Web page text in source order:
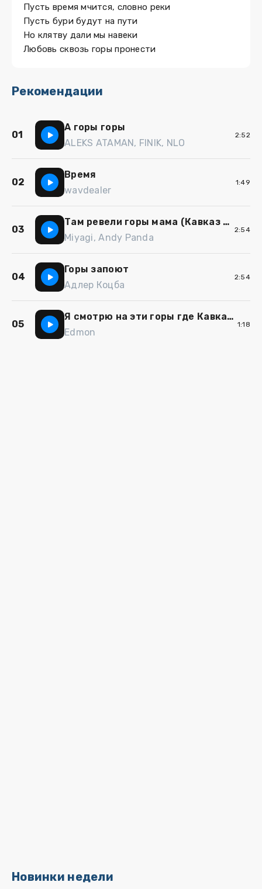
Пусть время мчится, словно реки
Пусть бури будут на пути
Но клятву дали мы навеки
Любовь сквозь горы пронести
Рекомендации
01
А горы горы
ALEKS ATAMAN, FINIK, NLO
2:52
02
Время
wavdealer
1:49
03
Там ревели горы мама (Кавказ ремикс)
Miyagi, Andy Panda
2:54
04
Горы запоют
Адлер Коцба
2:54
05
Я смотрю на эти горы где Кавказские просторы
Edmon
1:18
Новинки недели